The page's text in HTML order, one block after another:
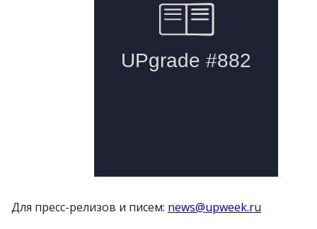
Для пресс-релизов и писем: news@upweek.ru